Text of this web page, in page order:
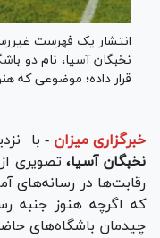
انتشار یک فهرست
نخبگان آسیا، نام دو
قرار داده؛ موضوعی که
خبرگزاری میزان - با
نخبگان آسیا، تصویری
رقابت‌ها در رسانه‌های
که اگرچه هنوز جنبه
چیدمان باشگاه‌های